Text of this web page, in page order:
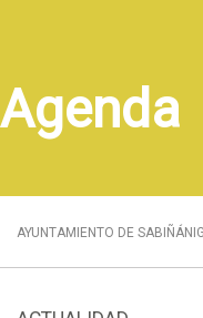
Agenda
AYUNTAMIENTO DE